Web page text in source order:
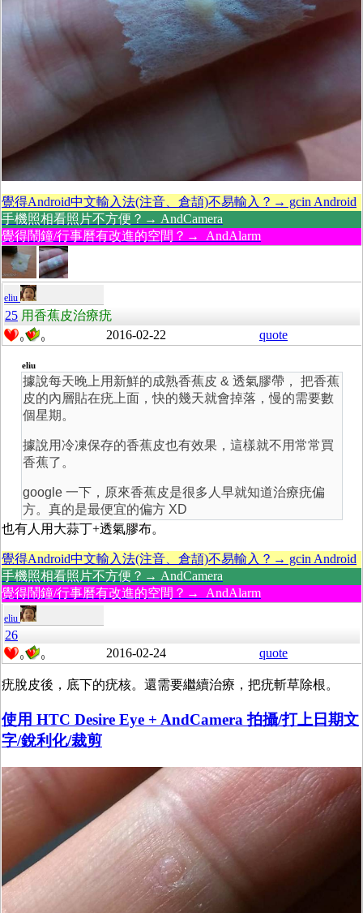
覺得Android中文輸入法(注音、倉頡)不易輸入？→ gcin Android
手機照相看照片不方便？→ AndCamera
覺得鬧鐘/行事曆有改進的空間？→ AndAlarm
eliu
25 用香蕉皮治療疣
0 0 2016-02-22 quote
eliu
據說每天晚上用新鮮的成熟香蕉皮 & 透氣膠帶， 把香蕉
皮的內層貼在疣上面，快的幾天就會掉落，慢的需要數
個星期。
據說用冷凍保存的香蕉皮也有效果，這樣就不用常常買
香蕉了。
google 一下，原來香蕉皮是很多人早就知道治療疣偏
方。真的是最便宜的偏方 XD
也有人用大蒜丁+透氣膠布。
覺得Android中文輸入法(注音、倉頡)不易輸入？→ gcin Android
手機照相看照片不方便？→ AndCamera
覺得鬧鐘/行事曆有改進的空間？→ AndAlarm
eliu
26
0 0 2016-02-24 quote
疣脫皮後，底下的疣核。還需要繼續治療，把疣斬草除根。
使用 HTC Desire Eye + AndCamera 拍攝/打上日期文
字/銳利化/裁剪